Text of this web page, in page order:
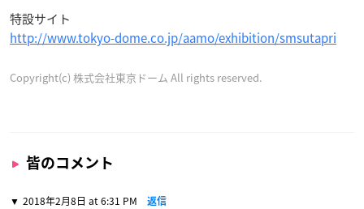
特設サイト
http://www.tokyo-dome.co.jp/aamo/exhibition/smsutapri
Copyright(c) 株式会社東京ドーム All rights reserved.
皆のコメント
2018年2月8日 at 6:31 PM 返信